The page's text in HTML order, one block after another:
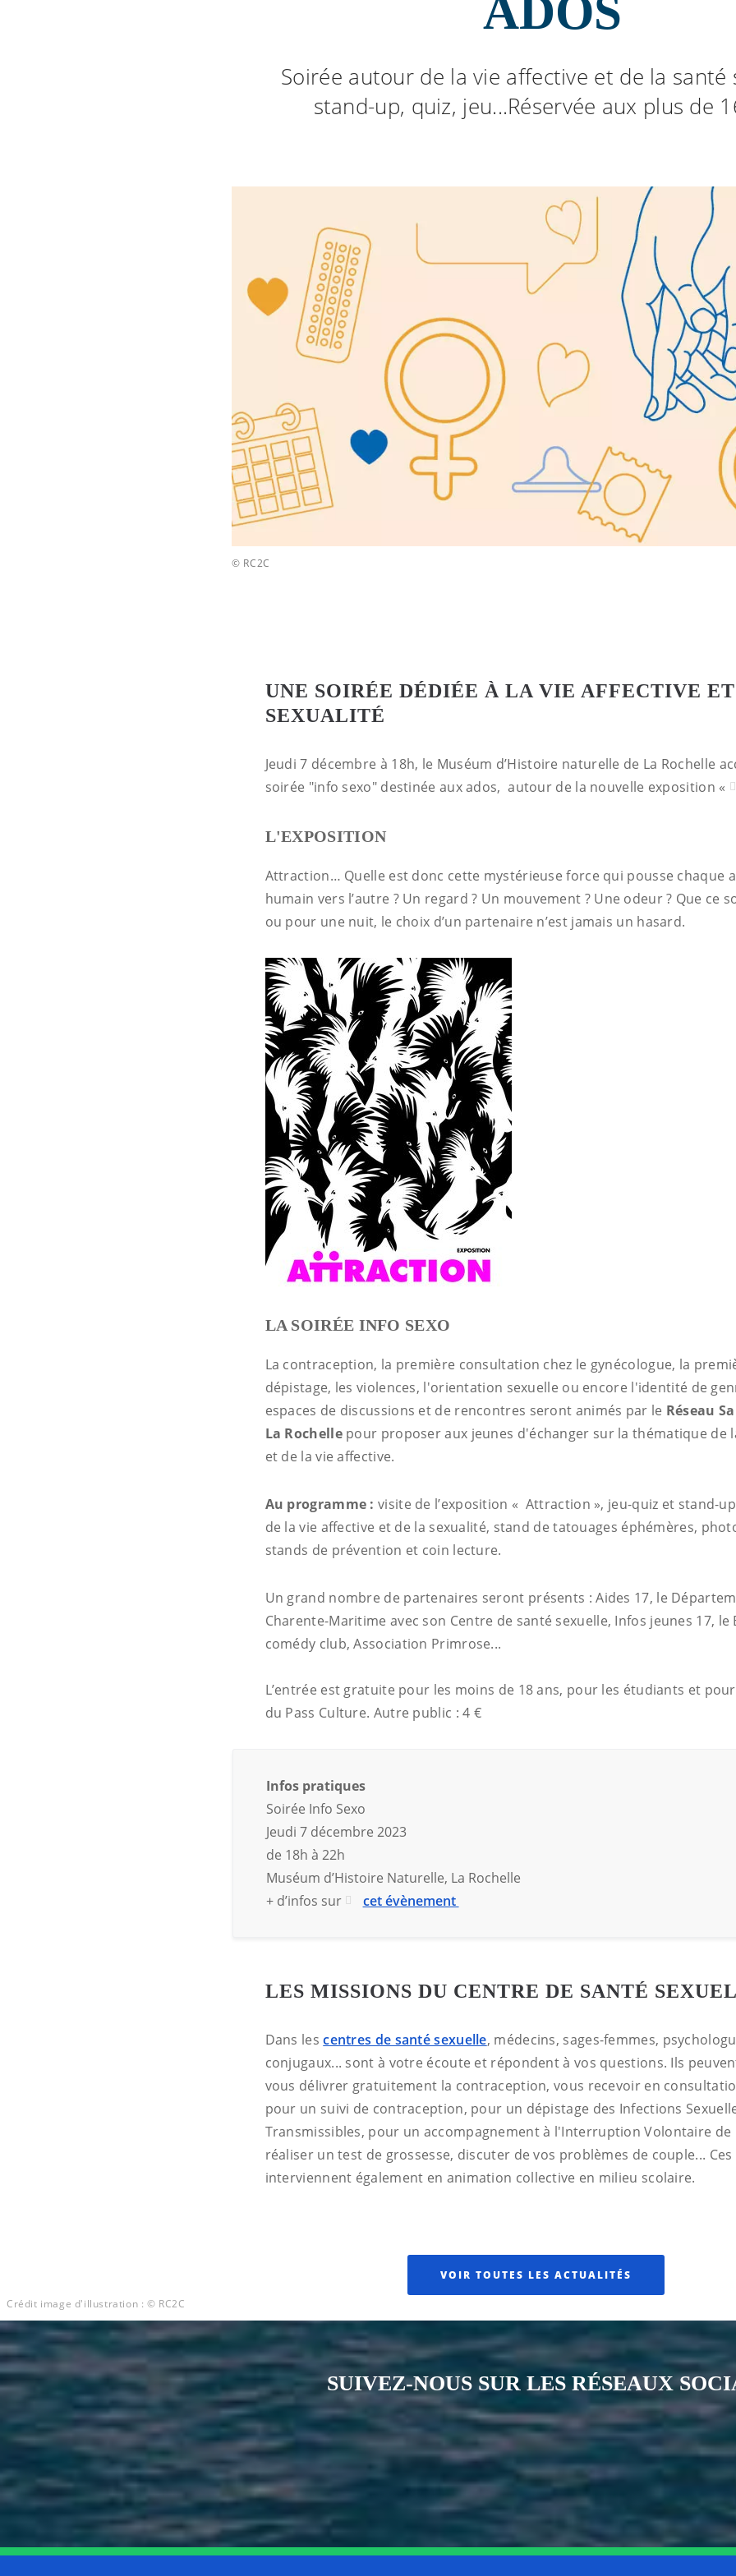
ADOS
Soirée autour de la vie affective et de la santé
stand-up, quiz, jeu...Réservée aux plus de
© RC2C
UNE SOIRÉE DÉDIÉE À LA VIE AFFECTIVE
SEXUALITÉ
Jeudi 7 décembre à 18h, le Muséum d’Histoire naturelle de La Rochelle
soirée "info sexo" destinée aux ados, autour de la nouvelle exposition «
L'EXPOSITION
Attraction… Quelle est donc cette mystérieuse force qui pousse chaque
humain vers l’autre ? Un regard ? Un mouvement ? Une odeur ? Que ce
ou pour une nuit, le choix d’un partenaire n’est jamais un hasard.
LA SOIRÉE INFO SEXO
La contraception, la première consultation chez le gynécologue, la
dépistage, les violences, l'orientation sexuelle ou encore l'identité de
espaces de discussions et de rencontres seront animés par le Réseau
La Rochellepour proposer aux jeunes d'échanger sur la thématique de
et de la vie affective.
Au programme :visite de l’exposition « Attraction », jeu-quiz et stand-
de la vie affective et de la sexualité, stand de tatouages éphémères,
stands de prévention et coin lecture.
Un grand nombre de partenaires seront présents : Aides 17, le
Charente-Maritime avec son Centre de santé sexuelle, Infos jeunes 17, le
comédy club, Association Primrose...
L’entrée est gratuite pour les moins de 18 ans, pour les étudiants et
du Pass Culture. Autre public : 4 €
Infos pratiques
Soirée Info Sexo
Jeudi 7 décembre 2023
de 18h à 22h
Muséum d’Histoire Naturelle, La Rochelle
+ d’infos sur
cet évènement
LES MISSIONS DU CENTRE DE SANTÉ
Dans lescentres de santé sexuelle, médecins, sages-femmes,
conjugaux... sont à votre écoute et répondent à vos questions. Ils
vous délivrer gratuitement la contraception, vous recevoir en
pour un suivi de contraception, pour un dépistage des Infections
Transmissibles, pour un accompagnement à l'Interruption Volontaire de
réaliser un test de grossesse, discuter de vos problèmes de couple...
interviennent également en animation collective en milieu scolaire.
VOIR TOUTES LES ACTUALITÉS
Crédit image d'illustration : © RC2C
SUIVEZ-NOUS SUR LES RÉSEAUX
Notre page Instagram
Notre page Facebook
Notre page XNotre page Tiktok
Notre page
Notre